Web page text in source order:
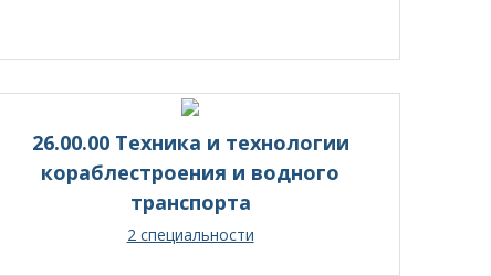
26.00.00 Техника и технологии
кораблестроения и водного
транспорта
2 специальности